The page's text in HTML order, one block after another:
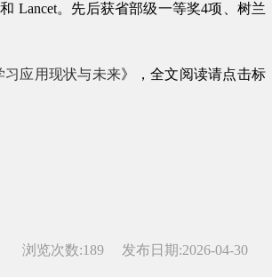
和 Lancet。先后获省部级一等奖4项、树兰
习应用现状与未来》，全文阅读请点击标
发布日期:2026-04-30
浏览次数:189